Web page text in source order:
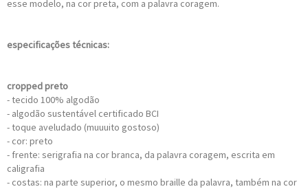
esse modelo, na cor preta, com a palavra coragem.
especificações técnicas:
cropped preto
- tecido 100% algodão
- algodão sustentável certificado BCI
- toque aveludado (muuuito gostoso)
- cor: preto
- frente: serigrafia na cor branca, da palavra coragem, escrita em
caligrafia
- costas: na parte superior, o mesmo braille da palavra, também na cor